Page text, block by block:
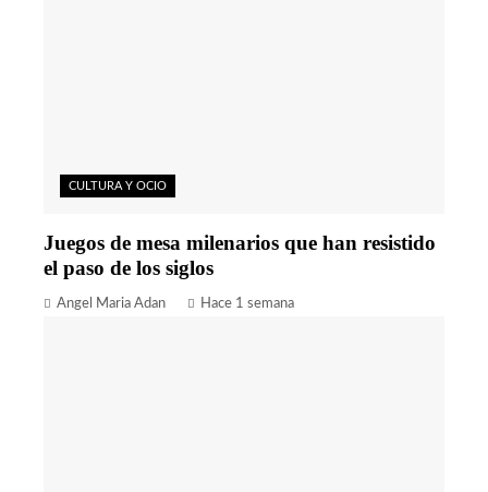
CULTURA Y OCIO
Juegos de mesa milenarios que han resistido
el paso de los siglos
Angel Maria Adan Hace 1 semana